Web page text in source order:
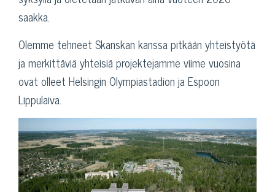
saakka.
Olemme tehneet Skanskan kanssa pitkään yhteistyötä
ja merkittäviä yhteisiä projektejamme viime vuosina
ovat olleet Helsingin Olympiastadion ja Espoon
Lippulaiva.